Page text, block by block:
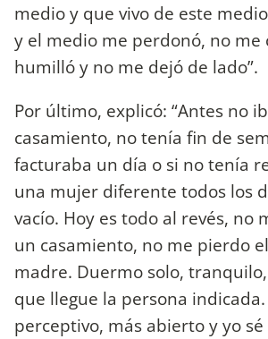
medio y que vivo de este
y el medio me perdonó, no me
humilló y no me dejó de lado”.
Por último, explicó: “Antes no
casamiento, no tenía fin de
facturaba un día o si no tenía
una mujer diferente todos los
vacío. Hoy es todo al revés, no
un casamiento, no me pierdo
madre. Duermo solo,
que llegue la persona
perceptivo, más abierto y yo